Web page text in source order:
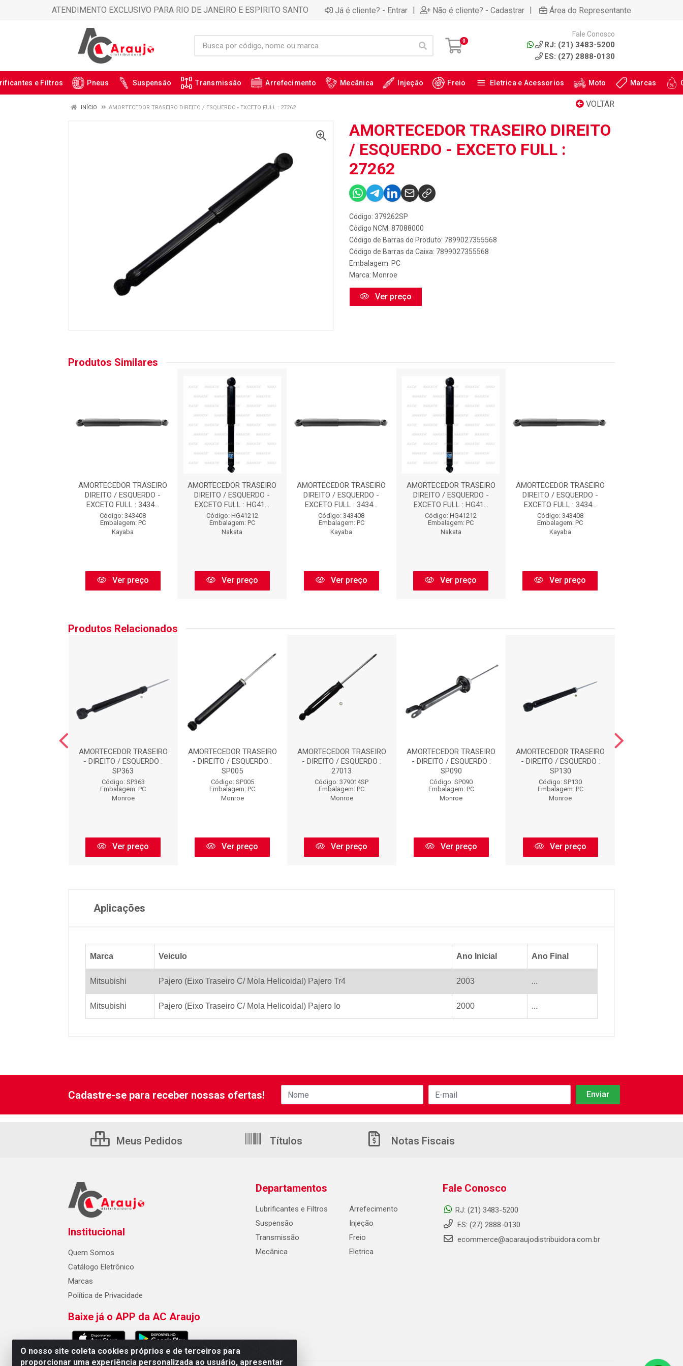
ATENDIMENTO EXCLUSIVO PARA RIO DE JANEIRO E ESPIRITO SANTO Já é cliente? - Entrar | Não é cliente? - Cadastrar | Área do Representante
0
Fale Conosco
RJ: (21) 3483-5200
ES: (27) 2888-0130
e Filtros Pneus Suspensão Transmissão Arrefecimento Mecânica Injeção Freio Eletrica e Acessorios Moto Marcas
VOLTAR
INÍCIO AMORTECEDOR TRASEIRO DIREITO / ESQUERDO - EXCETO FULL : 27262
AMORTECEDOR TRASEIRO DIREITO
/ ESQUERDO - EXCETO FULL :
27262
Código: 379262SP
Código NCM: 87088000
Código de Barras do Produto: 7899027355568
Código de Barras da Caixa: 7899027355568
Embalagem: PC
Marca: Monroe
Ver preço
Produtos Similares
AMORTECEDOR TRASEIRO
DIREITO / ESQUERDO -
EXCETO FULL : 3434...
Código: 343408
Embalagem: PC
Kayaba
Ver preço
AMORTECEDOR TRASEIRO
DIREITO / ESQUERDO -
EXCETO FULL : HG41...
Código: HG41212
Embalagem: PC
Nakata
Ver preço
AMORTECEDOR TRASEIRO
DIREITO / ESQUERDO -
EXCETO FULL : 3434...
Código: 343408
Embalagem: PC
Kayaba
Ver preço
AMORTECEDOR TRASEIRO
DIREITO / ESQUERDO -
EXCETO FULL : HG41...
Código: HG41212
Embalagem: PC
Nakata
Ver preço
AMORTECEDOR TRASEIRO
DIREITO / ESQUERDO -
EXCETO FULL : 3434...
Código: 343408
Embalagem: PC
Kayaba
Ver preço
Produtos Relacionados
AMORTECEDOR TRASEIRO
- DIREITO / ESQUERDO :
SP363
Código: SP363
Embalagem: PC
Monroe
Ver preço
AMORTECEDOR TRASEIRO
- DIREITO / ESQUERDO :
SP005
Código: SP005
Embalagem: PC
Monroe
Ver preço
AMORTECEDOR TRASEIRO
- DIREITO / ESQUERDO :
27013
Código: 379014SP
Embalagem: PC
Monroe
Ver preço
AMORTECEDOR TRASEIRO
- DIREITO / ESQUERDO :
SP090
Código: SP090
Embalagem: PC
Monroe
Ver preço
AMORTECEDOR TRASEIRO
- DIREITO / ESQUERDO :
SP130
Código: SP130
Embalagem: PC
Monroe
Ver preço
Aplicações
Marca Veiculo Ano Inicial Ano Final
Mitsubishi Pajero (Eixo Traseiro C/ Mola Helicoidal) Pajero Tr4 2003 ...
Mitsubishi Pajero (Eixo Traseiro C/ Mola Helicoidal) Pajero Io 2000 ...
O nosso site coleta cookies próprios e de terceiros para
proporcionar uma experiência personalizada ao usuário, apresentar
Cadastre-se para receber nossas ofertas!
Meus Pedidos Títulos Notas Fiscais
Institucional
Quem Somos
Catálogo Eletrônico
Marcas
Política de Privacidade
Baixe já o APP da AC Araujo
Departamentos
Lubrificantes e Filtros
Suspensão
Transmissão
Mecânica
Arrefecimento
Injeção
Freio
Eletrica
Fale Conosco
RJ: (21) 3483-5200
ES: (27) 2888-0130
ecommerce@acaraujodistribuidora.com.br